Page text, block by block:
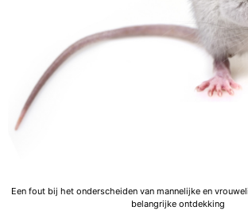
Een fout bij het onderscheiden van mannelijke en
belangrijke ontdekking